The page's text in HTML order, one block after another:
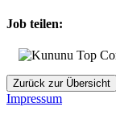
Job teilen:
Zurück zur Übersicht
Impressum